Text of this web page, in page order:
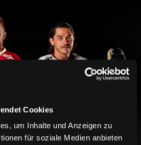
Cookies
um Inhalte und Anzeigen zu
für soziale Medien anbieten